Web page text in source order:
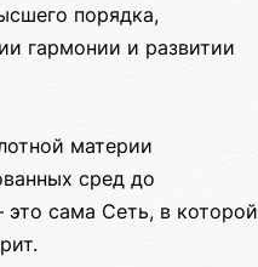
порядка,
гармонии и развитии
материи
сред до
сама Сеть, в которой